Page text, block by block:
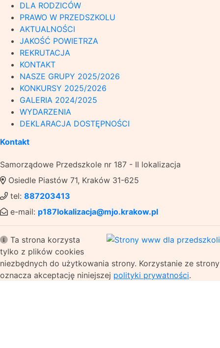
DLA RODZICÓW
PRAWO W PRZEDSZKOLU
AKTUALNOŚCI
JAKOŚĆ POWIETRZA
REKRUTACJA
KONTAKT
NASZE GRUPY 2025/2026
KONKURSY 2025/2026
GALERIA 2024/2025
WYDARZENIA
DEKLARACJA DOSTĘPNOŚCI
Kontakt
Samorządowe Przedszkole nr 187 - II lokalizacja
Osiedle Piastów 71, Kraków 31-625
tel: 887203413
e-mail: p187lokalizacja@mjo.krakow.pl
Ta strona korzysta
tylko z plików cookies
niezbędnych do użytkowania strony. Korzystanie ze strony
oznacza akceptację niniejszej polityki prywatności.